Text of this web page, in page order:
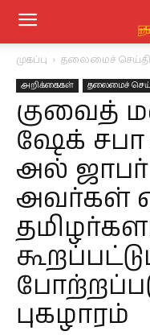
முகப்பு தலைமைச்
அறிக்கைகள் தலைமைச்
குவைத்
ஷேக்
அல்
அவர்கள்
புகழாரம்